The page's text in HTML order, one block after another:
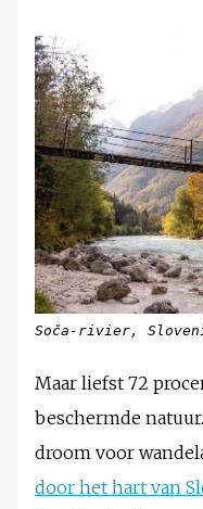
Soča-rivier,
Maar liefst 72
beschermde
droom voor
door het hart van